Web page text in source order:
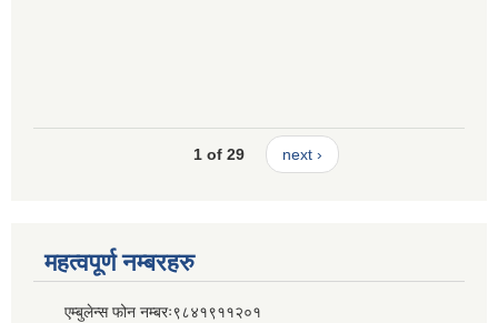
1 of 29 next ›
महत्वपूर्ण नम्बरहरु
एम्बुलेन्स फोन नम्बरः९८४१९११२०१